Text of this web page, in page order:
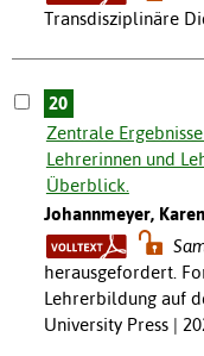
Transdisziplinäre
20
Zentrale
Lehrerinnen und
Überblick.
Johannmeyer,
herausgefordert.
Lehrerbildung auf
University Press |